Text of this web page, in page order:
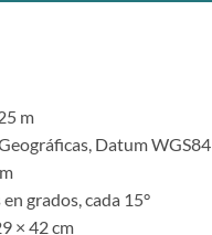
m
Datum WGS84
grados, cada 15°
× 42 cm